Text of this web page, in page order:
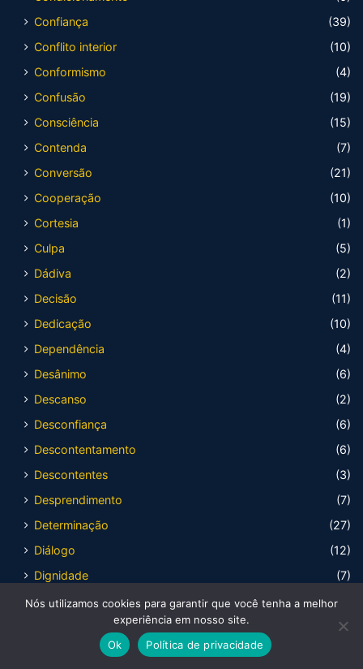
Confiança
(39)
Conflito interior
(10)
Conformismo
(4)
Confusão
(19)
Consciência
(15)
Contenda
(7)
Conversão
(21)
Cooperação
(10)
Cortesia
(1)
Culpa
(5)
Dádiva
(2)
Decisão
(11)
Dedicação
(10)
Dependência
(4)
Desânimo
(6)
Descanso
(2)
Desconfiança
(6)
Descontentamento
(6)
Descontentes
(3)
Desprendimento
(7)
Determinação
(27)
Diálogo
(12)
Dignidade
(7)
Discernimento
(16)
(6)
Domínio Próprio
Nós utilizamos cookies para garantir que você tenha a melhor
experiência em nosso site.
Ok
Política de privacidade